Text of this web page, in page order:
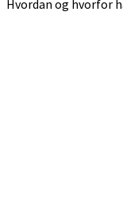
Hvordan og hvorfor